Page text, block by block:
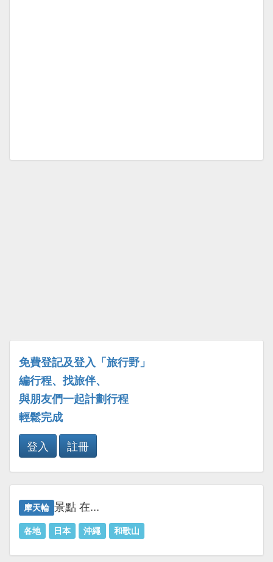
免費登記及登入「旅行野」
編行程、找旅伴、
與朋友們一起計劃行程
輕鬆完成
登入
註冊
摩天輪 景點 在...
各地 日本 沖繩 和歌山